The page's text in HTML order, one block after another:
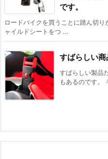
です。
ロードバイクを買うことに踏ん切
ャイルドシートをつ ...
すばらしい
すばらしい製品
もあるのです。